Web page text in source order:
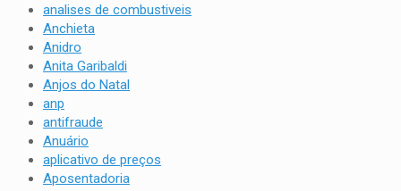
analises de combustiveis
Anchieta
Anidro
Anita Garibaldi
Anjos do Natal
anp
antifraude
Anuário
aplicativo de preços
Aposentadoria